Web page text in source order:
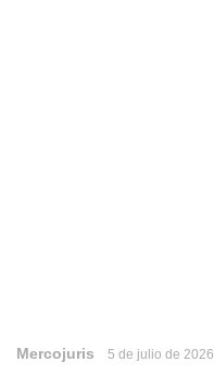
Mercojuris 5 de julio de 2026